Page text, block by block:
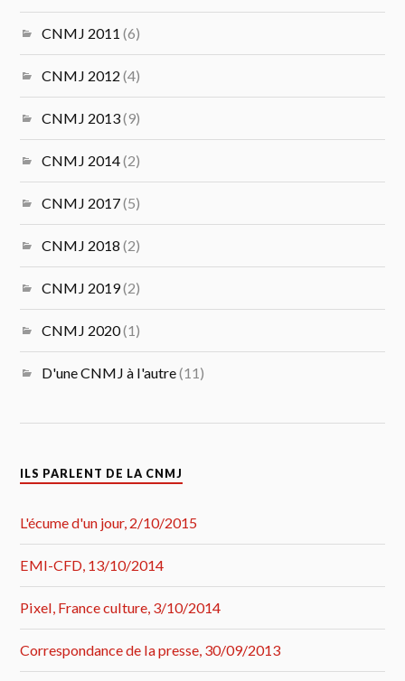
CNMJ 2011 (6)
CNMJ 2012 (4)
CNMJ 2013(9)
CNMJ 2014(2)
CNMJ 2017(5)
CNMJ 2018 (2)
CNMJ 2019(2)
CNMJ 2020(1)
D'une CNMJ à l'autre(11)
ILS PARLENT DE LA CNMJ
L'écume d'un jour, 2/10/2015
EMI-CFD, 13/10/2014
Pixel, France culture, 3/10/2014
Correspondance de la presse, 30/09/2013